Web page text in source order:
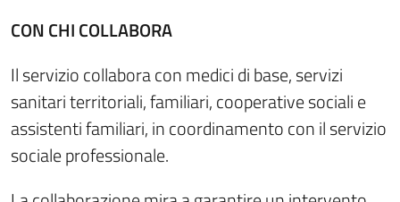
CON CHI COLLABORA
Il servizio collabora con medici di base, servizi
sanitari territoriali, familiari, cooperative sociali e
assistenti familiari, in coordinamento con il servizio
sociale professionale.